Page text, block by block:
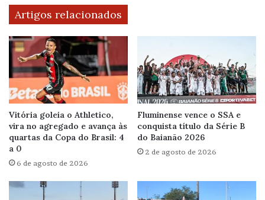
Artigos relacionados
Vitória goleia o Athletico,
vira no agregado e avança às
quartas da Copa do Brasil: 4
a 0
6 de agosto de 2026
Fluminense vence o SSA e
conquista título da Série B
do Baianão 2026
2 de agosto de 2026